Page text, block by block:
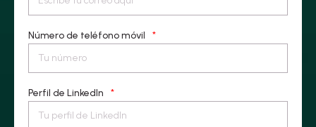
Número de teléfono móvil *
Perfil de LinkedIn *